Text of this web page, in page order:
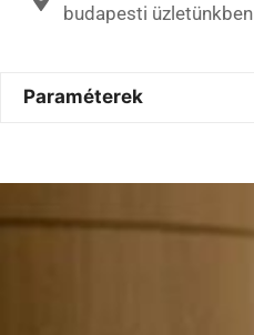
budapesti üzletünkben
Paraméterek